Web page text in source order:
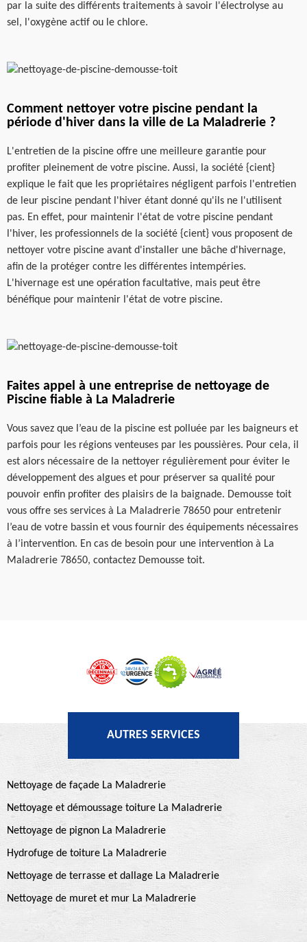
par la suite des différents traitements à savoir l'électrolyse au
sel, l'oxygène actif ou le chlore.
Comment nettoyer votre piscine pendant la
période d'hiver dans la ville de La Maladrerie ?
L'entretien de la piscine offre une meilleure garantie pour
profiter pleinement de votre piscine. Aussi, la société {cient}
explique le fait que les propriétaires négligent parfois l'entretien
de leur piscine pendant l'hiver étant donné qu'ils ne l'utilisent
pas. En effet, pour maintenir l'état de votre piscine pendant
l'hiver, les professionnels de la société {cient} vous proposent de
nettoyer votre piscine avant d'installer une bâche d'hivernage,
afin de la protéger contre les différentes intempéries.
L'hivernage est une opération facultative, mais peut être
bénéfique pour maintenir l'état de votre piscine.
Faites appel à une entreprise de nettoyage de
Piscine fiable à La Maladrerie
Vous savez que l’eau de la piscine est polluée par les baigneurs et
parfois pour les régions venteuses par les poussières. Pour cela, il
est alors nécessaire de la nettoyer régulièrement pour éviter le
développement des algues et pour préserver sa qualité pour
pouvoir enfin profiter des plaisirs de la baignade. Demousse toit
vous offre ses services à La Maladrerie 78650 pour entretenir
l’eau de votre bassin et vous fournir des équipements nécessaires
à l’intervention. En cas de besoin pour une intervention à La
Maladrerie 78650, contactez Demousse toit.
AUTRES SERVICES
Nettoyage de façade La Maladrerie
Nettoyage et démoussage toiture La Maladrerie
Nettoyage de pignon La Maladrerie
Hydrofuge de toiture La Maladrerie
Nettoyage de terrasse et dallage La Maladrerie
Nettoyage de muret et mur La Maladrerie